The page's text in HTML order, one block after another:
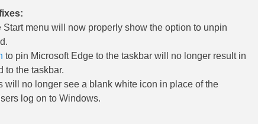
menu will now properly show the option to unpin
to pin Microsoft Edge to the taskbar will no longer result in
to the taskbar.
no longer see a blank white icon in place of the
log on to Windows.